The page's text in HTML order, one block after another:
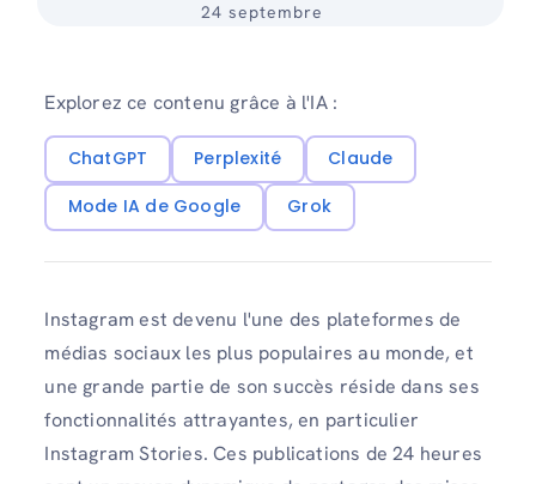
24 septembre
Explorez ce contenu grâce à l'IA :
ChatGPT Perplexité
Claude
Mode IA de Google
Grok
Instagram est devenu l'une des plateformes de
médias sociaux les plus populaires au monde, et
une grande partie de son succès réside dans ses
fonctionnalités attrayantes, en particulier
Instagram Stories. Ces publications de 24 heures